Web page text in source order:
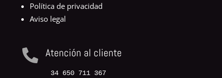
Política de privacidad
Aviso legal
 Atención al cliente
34 650 711 367